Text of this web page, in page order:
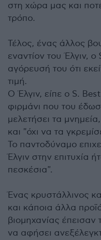
στη χώρα μας και
τρόπο.
Τέλος, ένας άλλος
εναντίον του Έλγιν, ο
αγόρευσή του ότι
τιμή.
Ο Έλγιν, είπε ο S.
φιρμάνι που του
μελετήσει τα
και "όχι να τα
Το παντοδύναμο
Έλγιν στην επιτυχία
πεσκέσια".
Ένας κρυστάλλινος
και κάποια άλλα
βιομηχανίας
να αφήσει